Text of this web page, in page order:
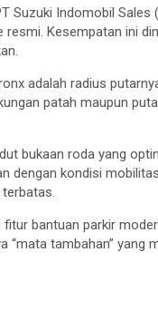
Suzuki Indomobil
Kesempatan ini
adalah radius
patah maupun
bukaan roda yang
dengan kondisi
bantuan parkir
“mata tambahan”